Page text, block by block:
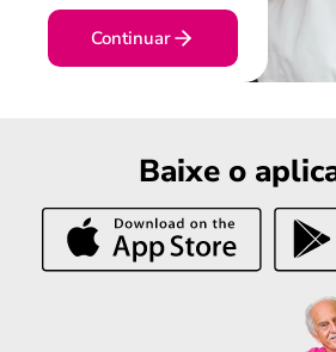
Continuar
Baixe o